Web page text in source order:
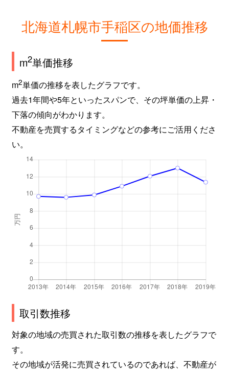
北海道札幌市手稲区の地価推移
m2単価推移
m2単価の推移を表したグラフです。
過去1年間や5年といったスパンで、その坪単価の上昇・
下落の傾向がわかります。
不動産を売買するタイミングなどの参考にご活用くださ
い。
取引数推移
対象の地域の売買された取引数の推移を表したグラフで
す。
その地域が活発に売買されているのであれば、不動産が